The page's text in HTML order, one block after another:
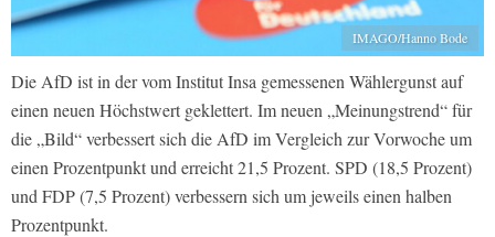
IMAGO/Hanno Bode
Die AfD ist in der vom Institut Insa gemessenen Wählergunst auf
einen neuen Höchstwert geklettert. Im neuen „Meinungstrend“ für
die „Bild“ verbessert sich die AfD im Vergleich zur Vorwoche um
einen Prozentpunkt und erreicht 21,5 Prozent. SPD (18,5 Prozent)
und FDP (7,5 Prozent) verbessern sich um jeweils einen halben
Prozentpunkt.